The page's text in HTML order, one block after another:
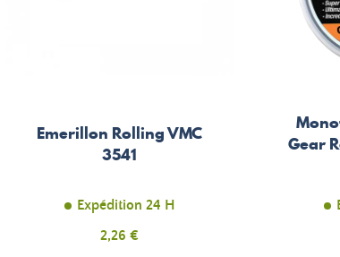
Emerillon Rolling VMC
3541
Expédition 24 H
Prix
2,26 €
Gear